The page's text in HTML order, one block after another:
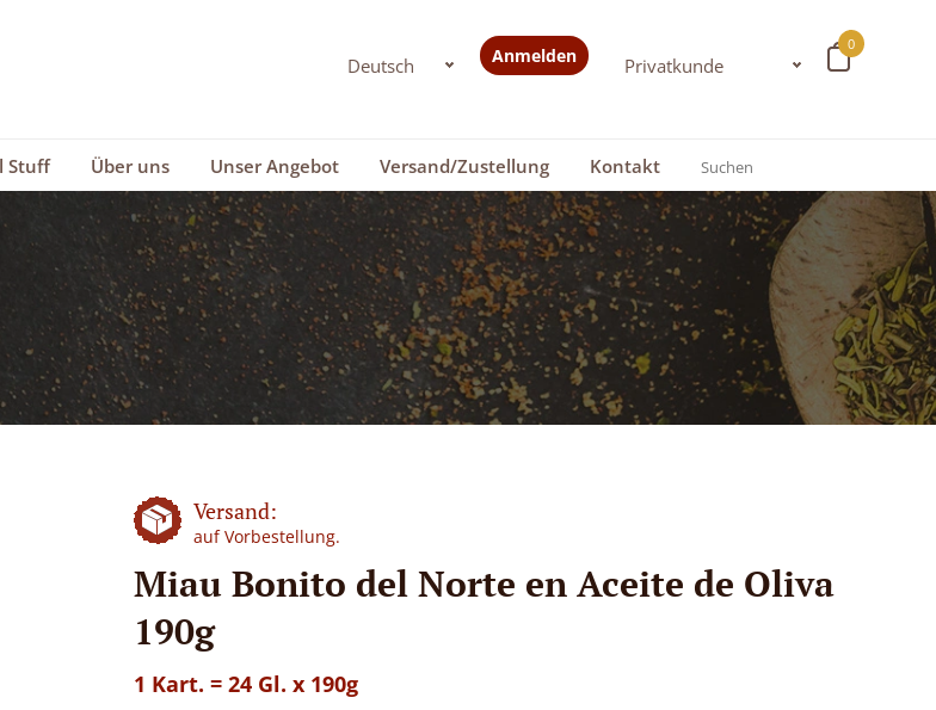
0
Anmelden
Stuff Über uns Unser Angebot Versand/Zustellung Kontakt
Versand:
auf Vorbestellung.
Miau Bonito del Norte en Aceite de Oliva
190g
1 Kart. = 24 Gl. x 190g